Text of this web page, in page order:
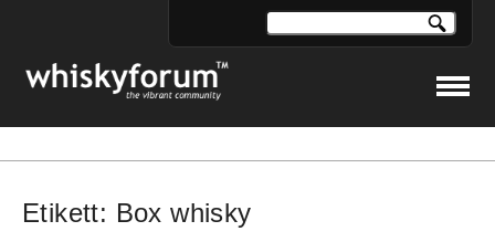
Etikett: Box whisky